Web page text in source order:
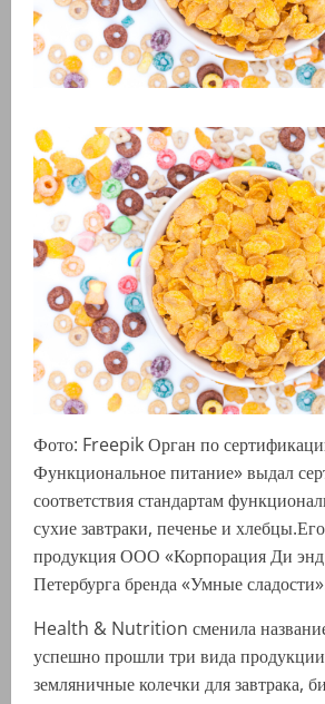
Фото: Freepik Орган по
Функциональное питание» выдал
соответствия стандартам
сухие завтраки, печенье и
продукция ООО «Корпорация Ди
Петербурга бренда «Умные
Health & Nutrition сменила
успешно прошли три вида
земляничные колечки для завтрака,